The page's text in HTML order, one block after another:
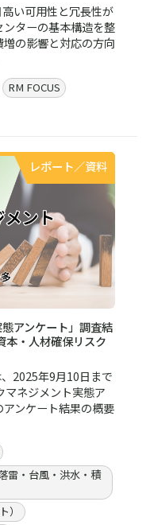
い可用性と冗長性が
ターの基本構造を整
の影響と対応の方向
RM FOCUS
レポート／資料
アンケート」調査結
本・人材確保リスク
2025年9月10日まで
マネジメント実態ア
ンケート結果の概要
雷・台風・洪水・積
）